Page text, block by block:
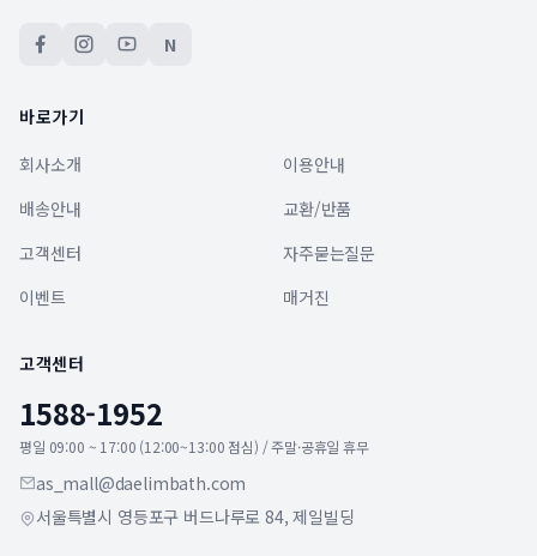
N
바로가기
회사소개
이용안내
배송안내
교환/반품
고객센터
자주묻는질문
이벤트
매거진
고객센터
1588-1952
평일 09:00 ~ 17:00 (12:00~13:00 점심) / 주말·공휴일 휴무
as_mall@daelimbath.com
서울특별시 영등포구 버드나루로 84, 제일빌딩